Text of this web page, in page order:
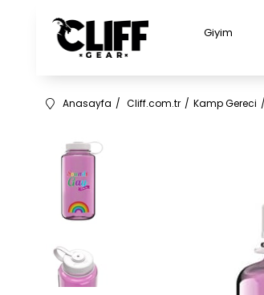
Giyim
Anasayfa Cliff.com.tr Kamp Gereci